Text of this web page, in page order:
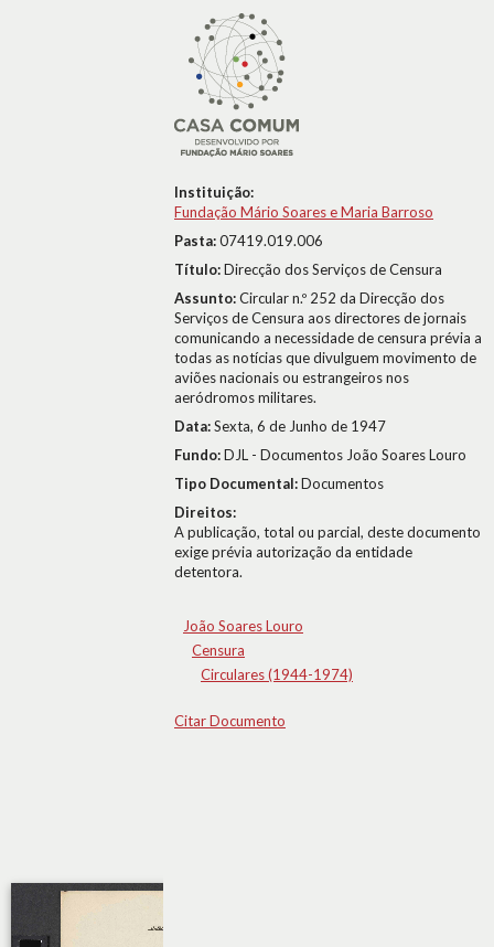
Instituição:
Fundação Mário Soares e Maria Barroso
Pasta:07419.019.006
Título:Direcção dos Serviços de Censura
Assunto:Circular n.º 252 da Direcção dos
Serviços de Censura aos directores de jornais
comunicando a necessidade de censura prévia a
todas as notícias que divulguem movimento de
aviões nacionais ou estrangeiros nos
aeródromos militares.
Data:Sexta, 6 de Junho de 1947
Fundo:DJL - Documentos João Soares Louro
Tipo Documental:Documentos
Direitos:
A publicação, total ou parcial, deste documento
exige prévia autorização da entidade
detentora.
João Soares Louro
Censura
Circulares (1944-1974)
Citar Documento